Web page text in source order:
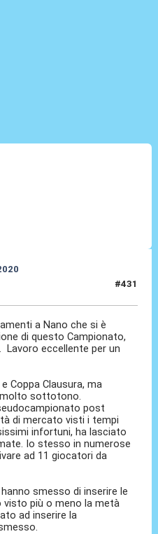
#431
a Nano che si è
di questo Campionato,
eccellente per un
Coppa Clausura, ma
sottotono.
post
di mercato visti i tempi
infortuni, ha lasciato
Io stesso in numerose
ad 11 giocatori da
smesso di inserire le
visto più o meno la metà
ad inserire la